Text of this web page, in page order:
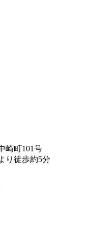
崎町101号
り徒歩約5分